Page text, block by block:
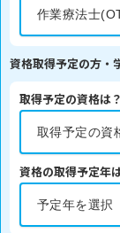
資格取得予定の方・
取得予定の資格は？
資格の取得予定年